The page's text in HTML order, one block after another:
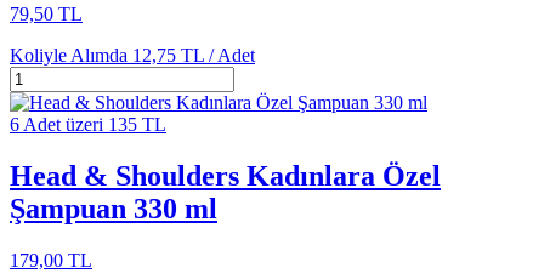
79,50 TL
Koliyle Alımda 12,75 TL /Adet
6 Adet üzeri 135 TL
Head & Shoulders Kadınlara Özel
Şampuan 330 ml
179,00 TL